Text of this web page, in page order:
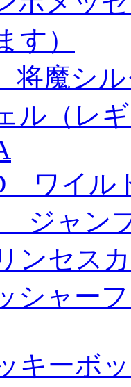
す）
将魔シ
ル（レ
ワイル
ジャン
ンセス
シャー
キーボ